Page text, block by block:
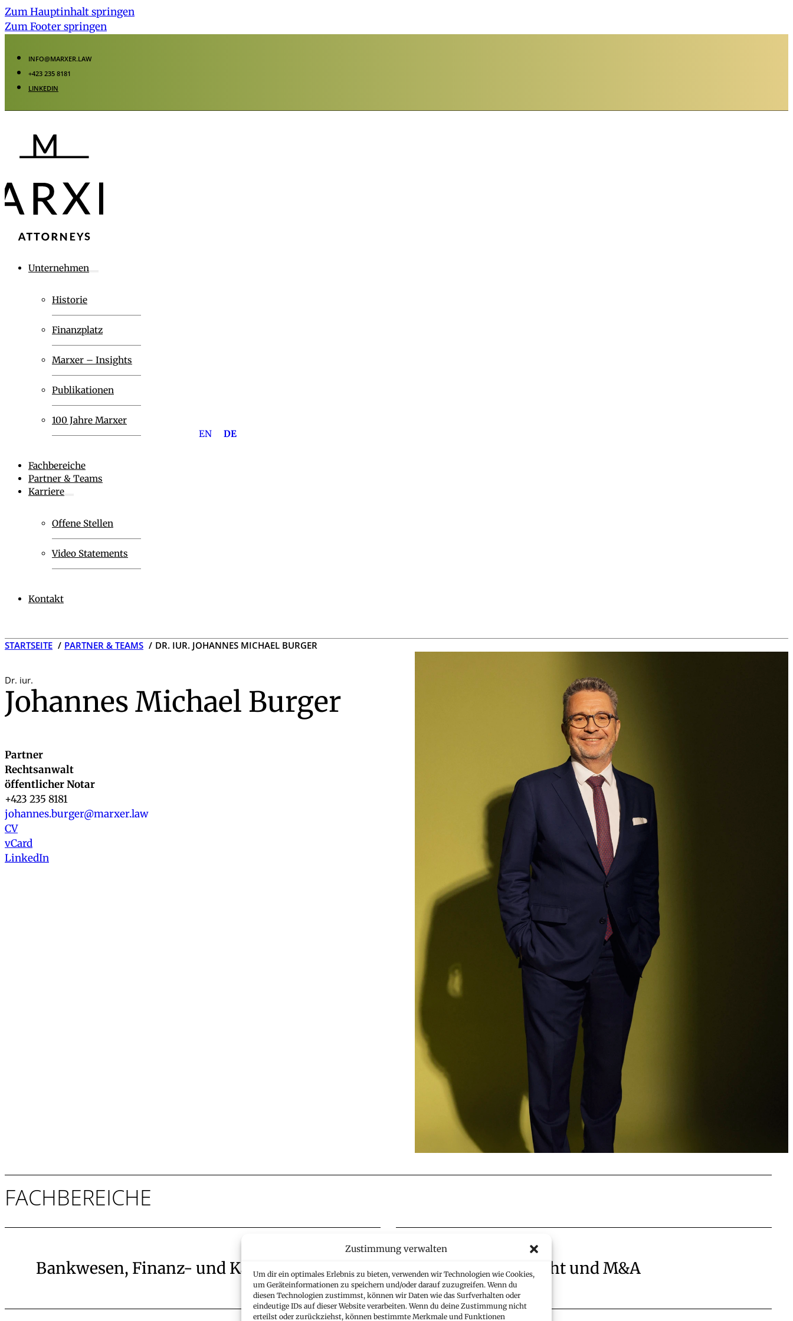
Zustimmung verwalten
Um dir ein optimales Erlebnis zu bieten, verwenden wir Technologien wie Cookies,
um Geräteinformationen zu speichern und/oder darauf zuzugreifen. Wenn du
diesen Technologien zustimmst, können wir Daten wie das Surfverhalten oder
eindeutige IDs auf dieser Website verarbeiten. Wenn du deine Zustimmung nicht
erteilst oder zurückziehst, können bestimmte Merkmale und Funktionen
Zum Hauptinhalt springen
Zum Footer springen
INFO@MARXER.LAW
+423 235 8181
LINKEDIN
Unternehmen
Historie
Finanzplatz
Marxer – Insights
Publikationen
100 Jahre Marxer
Fachbereiche
Partner & Teams
Karriere
Offene Stellen
Video Statements
Kontakt
EN DE
STARTSEITE PARTNER & TEAMS DR. IUR. JOHANNES MICHAEL BURGER
Dr. iur.
Johannes Michael Burger
Partner
Rechtsanwalt
öffentlicher Notar
+423 235 8181
johannes.burger@marxer.law
CV
vCard
LinkedIn
FACHBEREICHE
Bankwesen, Finanz- und Kapitalmärkte Gesellschaftsrecht und M&A